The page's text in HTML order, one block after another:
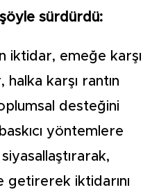
sürdürdü:
iktidar, emeğe karşı
halka karşı rantın
desteğini
yöntemlere
siyasallaştırarak,
getirerek iktidarını